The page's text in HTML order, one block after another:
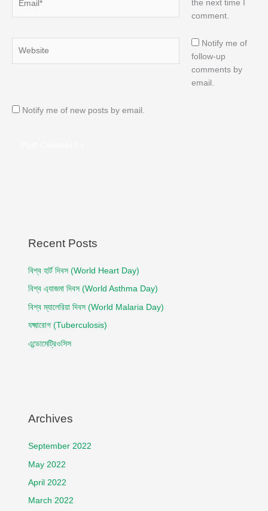
the next time I
comment.
Notify me of
follow-up
comments by
email.
Notify me of new posts by email.
Recent Posts
বিশ্ব হার্ট দিবস (World Heart Day)
বিশ্ব এ্যাজমা দিবস (World Asthma Day)
বিশ্ব ম্যালেরিয়া দিবস (World Malaria Day)
যক্ষ্মারোগ (Tuberculosis)
এন্ডোমেট্রিওসিস
Archives
September 2022
May 2022
April 2022
March 2022